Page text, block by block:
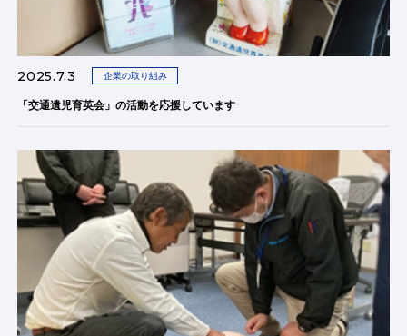
2025.7.3 企業の取り組み
「交通遺児育英会」の活動を応援しています